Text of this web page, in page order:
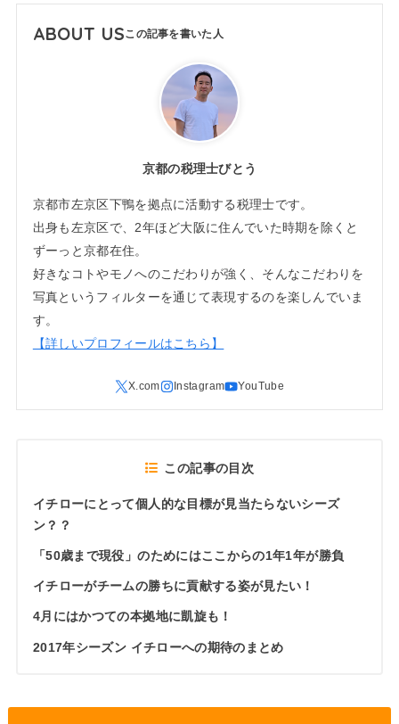
ABOUT US
京都の税理士びとう
京都市左京区下鴨を拠点に活動する税理士です。
出身も左京区で、2年ほど大阪に住んでいた時期を除くと
ずーっと京都在住。
好きなコトやモノへのこだわりが強く、そんなこだわりを
写真というフィルターを通じて表現するのを楽しんでいま
す。
【詳しいプロフィールはこちら】
この記事の目次
イチローにとって個人的な目標が見当たらないシーズ
ン？？
「50歳まで現役」のためにはここからの1年1年が勝負
イチローがチームの勝ちに貢献する姿が見たい！
4月にはかつての本拠地に凱旋も！
2017年シーズン イチローへの期待のまとめ